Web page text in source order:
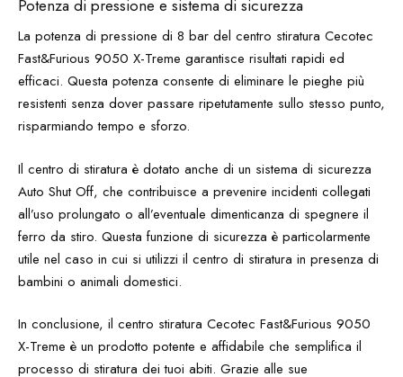
Potenza di pressione e sistema di sicurezza
La potenza di pressione di 8 bar del centro stiratura Cecotec
Fast&Furious 9050 X-Treme garantisce risultati rapidi ed
efficaci. Questa potenza consente di eliminare le pieghe più
resistenti senza dover passare ripetutamente sullo stesso punto,
risparmiando tempo e sforzo.
Il centro di stiratura è dotato anche di un sistema di sicurezza
Auto Shut Off, che contribuisce a prevenire incidenti collegati
all’uso prolungato o all’eventuale dimenticanza di spegnere il
ferro da stiro. Questa funzione di sicurezza è particolarmente
utile nel caso in cui si utilizzi il centro di stiratura in presenza di
bambini o animali domestici.
In conclusione, il centro stiratura Cecotec Fast&Furious 9050
X-Treme è un prodotto potente e affidabile che semplifica il
processo di stiratura dei tuoi abiti. Grazie alle sue